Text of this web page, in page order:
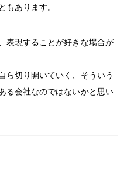
あります。
表現することが好きな場合が
ら切り開いていく、そういう
る会社なのではないかと思い